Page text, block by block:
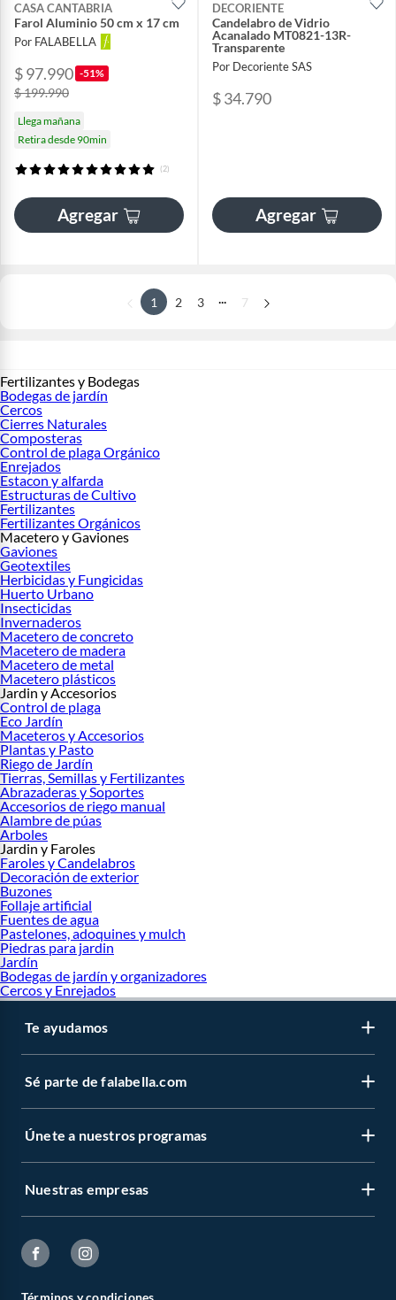
CASA CANTABRIA
Farol Aluminio 50 cm x 17 cm
Por FALABELLA
$ 97.990 -51%
$ 199.990
Llega mañana
Retira desde 90min
(2)
Agregar
DECORIENTE
Candelabro de Vidrio
Acanalado MT0821-13R-
Transparente
Por Decoriente SAS
$ 34.790
Agregar
1 2 3 ... 7
Fertilizantes y Bodegas
Bodegas de jardín
Cercos
Cierres Naturales
Composteras
Control de plaga Orgánico
Enrejados
Estacon y alfarda
Estructuras de Cultivo
Fertilizantes
Fertilizantes Orgánicos
Macetero y Gaviones
Gaviones
Geotextiles
Herbicidas y Fungicidas
Huerto Urbano
Insecticidas
Invernaderos
Macetero de concreto
Macetero de madera
Macetero de metal
Macetero plásticos
Jardin y Accesorios
Control de plaga
Eco Jardín
Maceteros y Accesorios
Plantas y Pasto
Riego de Jardín
Tierras, Semillas y Fertilizantes
Abrazaderas y Soportes
Accesorios de riego manual
Alambre de púas
Arboles
Jardin y Faroles
Faroles y Candelabros
Decoración de exterior
Buzones
Follaje artificial
Fuentes de agua
Pastelones, adoquines y mulch
Piedras para jardin
Jardín
Bodegas de jardín y organizadores
Cercos y Enrejados
Te ayudamos
Sé parte de falabella.com
Únete a nuestros programas
Nuestras empresas